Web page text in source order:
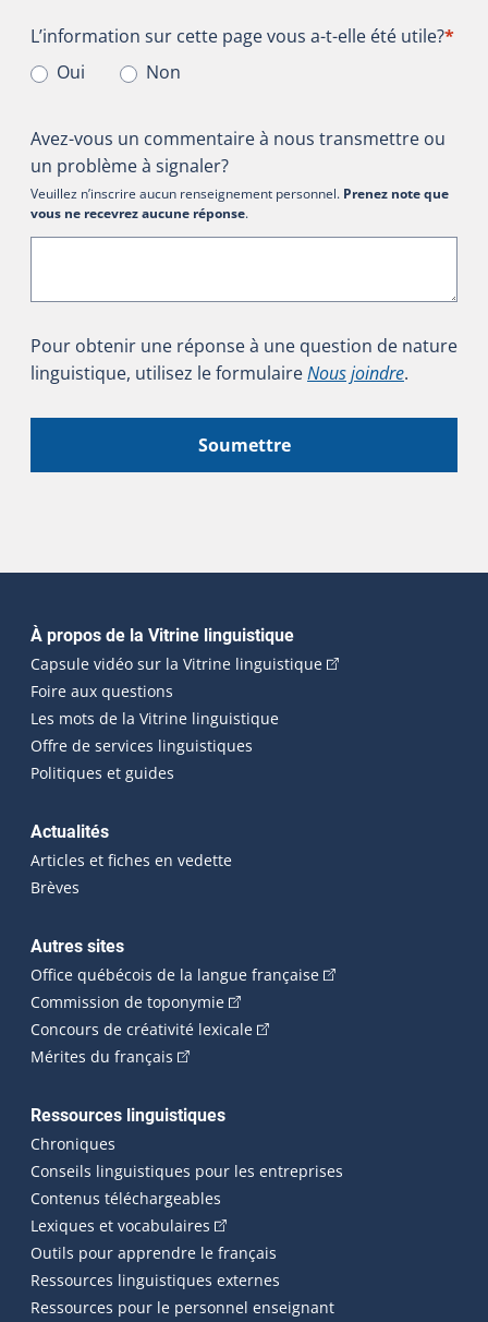
L’information sur cette page vous a-t-elle été utile?
L’information sur cette page vous a-t-elle été utile?*
Oui
Non
Avez-vous un commentaire à nous transmettre ou
un problème à signaler?
Veuillez n’inscrire aucun renseignement personnel. Prenez note que
vous ne recevrez aucune réponse.
Pour obtenir une réponse à une question de nature
linguistique, utilisez le formulaireNous joindre.
Soumettre
Navigation principale
À propos de la Vitrine linguistique
Capsule vidéo sur la Vitrine linguistique(Cet hyperlien
Foire aux questions
Les mots de la Vitrine linguistique
Offre de services linguistiques
Politiques et guides
Actualités
Articles et fiches en vedette
Brèves
Autres sites
Office québécois de la langue française(Cet hyperlien
Commission de toponymie(Cet hyperlien externe s'ouvrira
Concours de créativité lexicale(Cet hyperlien externe
Mérites du français (Cet hyperlien externe s'ouvrira dans une
Ressources linguistiques
Chroniques
Conseils linguistiques pour les entreprises
Contenus téléchargeables
Lexiques et vocabulaires (Cet hyperlien externe s'ouvrira
Outils pour apprendre le français
Ressources linguistiques externes
Ressources pour le personnel enseignant